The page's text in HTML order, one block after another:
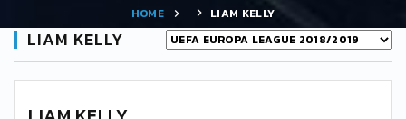
HOME LIAM KELLY
LIAM KELLY